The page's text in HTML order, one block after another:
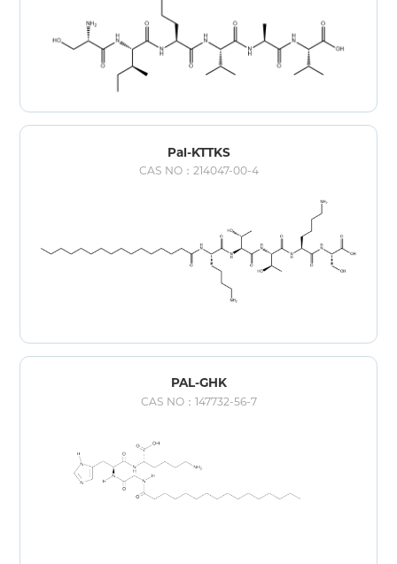
Pal-KTTKS
CAS NO：214047-00-4
PAL-GHK
CAS NO：147732-56-7